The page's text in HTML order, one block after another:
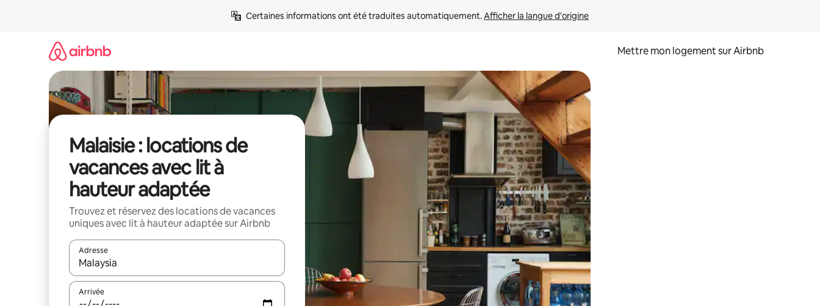
Certaines informations ont été traduites automatiquement. Afficher la langue d'origine
Mettre mon logement sur Airbnb
Malaisie : locations de
vacances avec lit à
hauteur adaptée
Trouvez et réservez des locations de vacances
uniques avec lit à hauteur adaptée sur Airbnb
Adresse
Lorsque les résultats s'affichent, utilisez les flèches vers le haut et vers le bas pour les parcourir ou en appuyant et en faisant glisser.
Arrivée